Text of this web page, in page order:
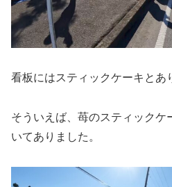
看板にはスティックケーキとあ
そういえば、苺のスティックケ
いてありました。